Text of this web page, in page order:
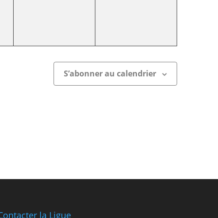
S’abonner au calendrier
la Ligue